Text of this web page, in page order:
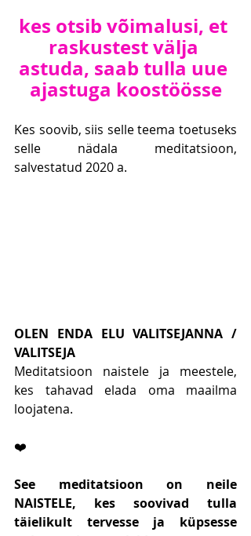
kes otsib võimalusi, et
raskustest välja
astuda, saab tulla uue
ajastuga koostöösse
Kes soovib, siis selle teema toetuseks
selle nädala meditatsioon,
salvestatud 2020 a.
OLEN ENDA ELU VALITSEJANNA /
VALITSEJA
Meditatsioon naistele ja meestele,
kes tahavad elada oma maailma
loojatena.
❤️
See meditatsioon on neile
NAISTELE, kes soovivad tulla
täielikult tervesse ja küpsesse